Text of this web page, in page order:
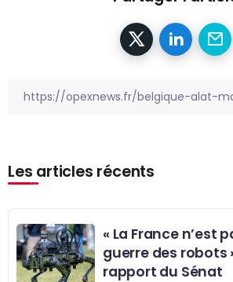
Les articles récents
« La France n’est
guerre des robots
rapport du Sénat